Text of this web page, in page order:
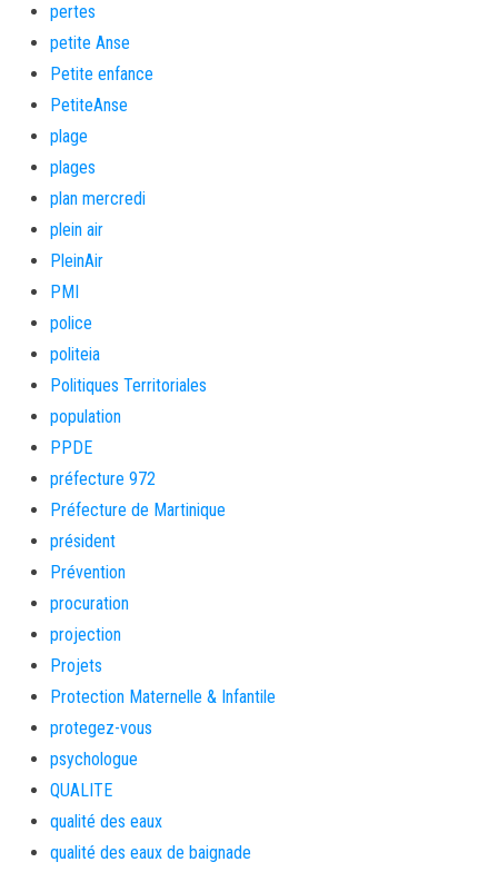
pertes
petite Anse
Petite enfance
PetiteAnse
plage
plages
plan mercredi
plein air
PleinAir
PMI
police
politeia
Politiques Territoriales
population
PPDE
préfecture 972
Préfecture de Martinique
président
Prévention
procuration
projection
Projets
Protection Maternelle & Infantile
protegez-vous
psychologue
QUALITE
qualité des eaux
qualité des eaux de baignade